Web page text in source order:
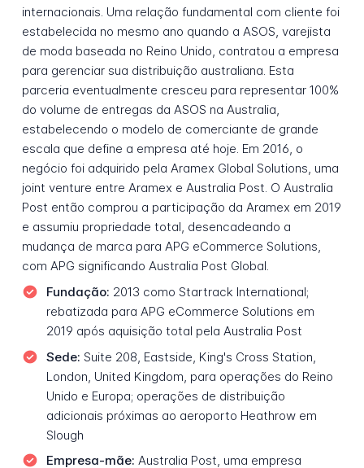
internacionais. Uma relação fundamental com cliente foi
estabelecida no mesmo ano quando a ASOS, varejista
de moda baseada no Reino Unido, contratou a empresa
para gerenciar sua distribuição australiana. Esta
parceria eventualmente cresceu para representar 100%
do volume de entregas da ASOS na Australia,
estabelecendo o modelo de comerciante de grande
escala que define a empresa até hoje. Em 2016, o
negócio foi adquirido pela Aramex Global Solutions, uma
joint venture entre Aramex e Australia Post. O Australia
Post então comprou a participação da Aramex em 2019
e assumiu propriedade total, desencadeando a
mudança de marca para APG eCommerce Solutions,
com APG significando Australia Post Global.
Fundação: 2013 como Startrack International;
rebatizada para APG eCommerce Solutions em
2019 após aquisição total pela Australia Post
Sede: Suite 208, Eastside, King's Cross Station,
London, United Kingdom, para operações do Reino
Unido e Europa; operações de distribuição
adicionais próximas ao aeroporto Heathrow em
Slough
Empresa-mãe: Australia Post, uma empresa